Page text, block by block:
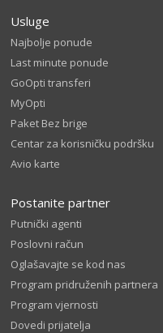
Usluge
Najbolje ponude
Last minute ponude
GoOpti transferi
MyOpti
Paket Bez brige
Centar za korisničku podršku
Avio karte
Postanite partner
Putnički agenti
Poslovni račun
Oglašavajte se kod nas
Program pridruženih partnera
Program vjernosti
Dovedi prijatelja